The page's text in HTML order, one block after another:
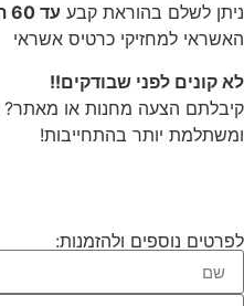
ניתן לשלם בהוראת קבע עד 60 תשלומים
האשראי למחזיקי כרטיס אשראי
לא קונים לפני שבודקים!!
קיבלתם הצעה מחנות או מאתר?
ומשתלמת יותר בהתחייבות!
לפרטים נוספים ולהזמנות: